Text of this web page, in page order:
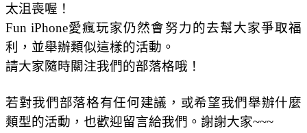
太沮喪喔！
Fun iPhone愛瘋玩家仍然會努力的去幫大家爭取福
利，並舉辦類似這樣的活動。
請大家隨時關注我們的部落格哦！
若對我們部落格有任何建議，或希望我們舉辦什麼
類型的活動，也歡迎留言給我們。謝謝大家~~~